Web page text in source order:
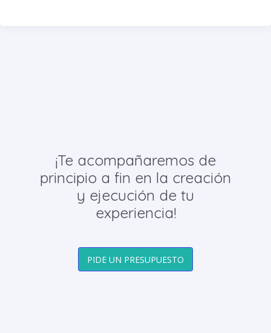
¡Te acompañaremos de
principio a fin en la creación
y ejecución de tu
experiencia!
PIDE UN PRESUPUESTO